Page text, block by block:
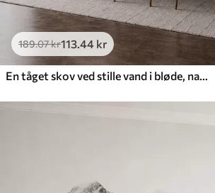
189.07kr113.44 kr
En tåget skov ved stille vand i bløde, naturlige pastelfarver